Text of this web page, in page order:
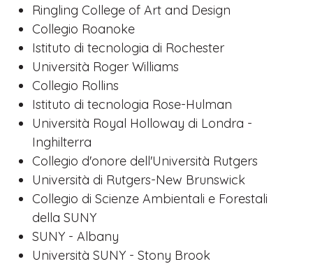
Ringling College of Art and Design
Collegio Roanoke
Istituto di tecnologia di Rochester
Università Roger Williams
Collegio Rollins
Istituto di tecnologia Rose-Hulman
Università Royal Holloway di Londra -
Inghilterra
Collegio d'onore dell'Università Rutgers
Università di Rutgers-New Brunswick
Collegio di Scienze Ambientali e Forestali
della SUNY
SUNY - Albany
Università SUNY - Stony Brook